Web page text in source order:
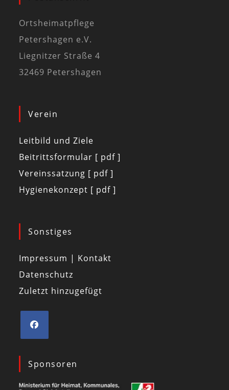
Ortsheimatpflege
Petershagen e.V.
Liegnitzer Straße 4
32469 Petershagen
Verein
Leitbild und Ziele
Beitrittsformular [ pdf ]
Vereinssatzung [ pdf ]
Hygienekonzept [ pdf ]
Sonstiges
Impressum | Kontakt
Datenschutz
Zuletzt hinzugefügt
Sponsoren